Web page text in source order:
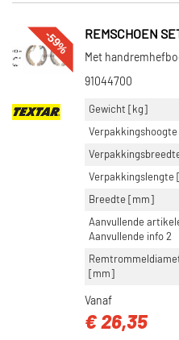
-59% REMSCHOEN
Met
91044700
Gewicht [kg]
Verpakkingshoogte
Verpakkingslengte
Breedte [mm]
Aanvullende
Aanvullende info 2
[mm]
Vanaf
€ 26,35